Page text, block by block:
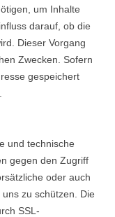
um Inhalte
darauf, ob die
Dieser Vorgang
Zwecken. Sofern
gespeichert
und technische
gegen den Zugriff
oder auch
zu schützen. Die
SSL-